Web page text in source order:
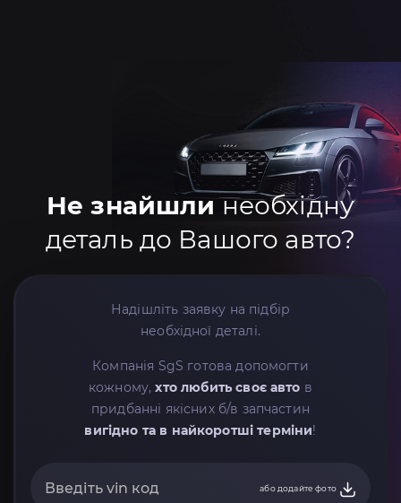
Не знайшлинеобхідну
деталь до Вашого авто?
Надішліть заявку на підбір
необхідної деталі.
Компанія SgS готова допомогти
кожному,хто любить своє авто в
придбанні якісних б/в запчастин
вигідно та в найкоротші терміни!
або додайте фото